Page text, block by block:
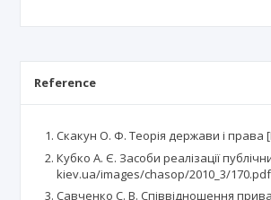
Reference
Скакун О. Ф. Теорія держави і права
Кубко А. Є. Засоби реалізації
kiev.ua/images/chasop/2010_3/
Савченко С. В. Співвідношення